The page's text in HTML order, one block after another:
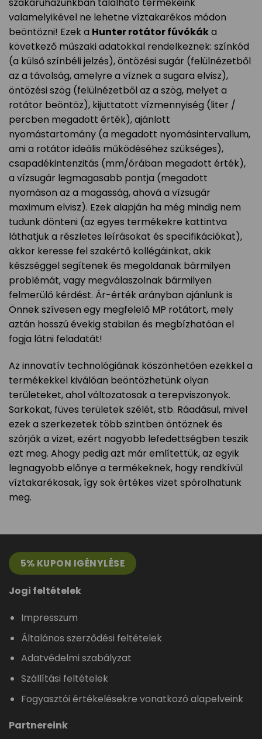
szakáruházunkban található termékeink
valamelyikével ne lehetne víztakarékos módon
beöntözni! Ezek a Hunter rotátor fúvókáka
következő műszaki adatokkal rendelkeznek: színkód
(a külső színbéli jelzés), öntözési sugár (felülnézetből
az a távolság, amelyre a víznek a sugara elvisz),
öntözési szög (felülnézetből az a szög, melyet a
rotátor beöntöz), kijuttatott vízmennyiség (liter /
percben megadott érték), ajánlott
nyomástartomány (a megadott nyomásintervallum,
ami a rotátor ideális működéséhez szükséges),
csapadékintenzitás (mm/órában megadott érték),
a vízsugár legmagasabb pontja (megadott
nyomáson az a magasság, ahová a vízsugár
maximum elvisz). Ezek alapján ha még mindig nem
tudunk dönteni (az egyes termékekre kattintva
láthatjuk a részletes leírásokat és specifikációkat),
akkor keresse fel szakértő kollégáinkat, akik
készséggel segítenek és megoldanak bármilyen
problémát, vagy megválaszolnak bármilyen
felmerülő kérdést. Ár-érték arányban ajánlunk is
Önnek szívesen egy megfelelő MP rotátort, mely
aztán hosszú évekig stabilan és megbízhatóan el
fogja látni feladatát!
Az innovatív technológiának köszönhetően ezekkel a
termékekkel kiválóan beöntözhetünk olyan
területeket, ahol változatosak a terepviszonyok.
Sarkokat, füves területek szélét, stb. Ráadásul, mivel
ezek a szerkezetek több szintben öntöznek és
szórják a vizet, ezért nagyobb lefedettségben teszik
ezt meg. Ahogy pedig azt már említettük, az egyik
legnagyobb előnye a termékeknek, hogy rendkívül
víztakarékosak, így sok értékes vizet spórolhatunk
meg.
5% KUPON IGÉNYLÉSE
Jogi feltételek
Impresszum
Általános szerződési feltételek
Adatvédelmi szabályzat
Szállítási feltételek
Fogyasztói értékelésekre vonatkozó alapelveink
Partnereink